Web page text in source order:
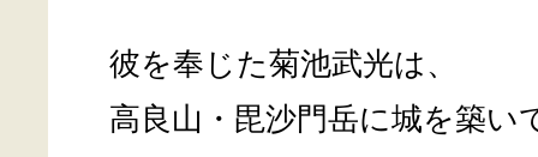
彼を奉じた菊池武光は、
高良山・毘沙門岳に城を築い